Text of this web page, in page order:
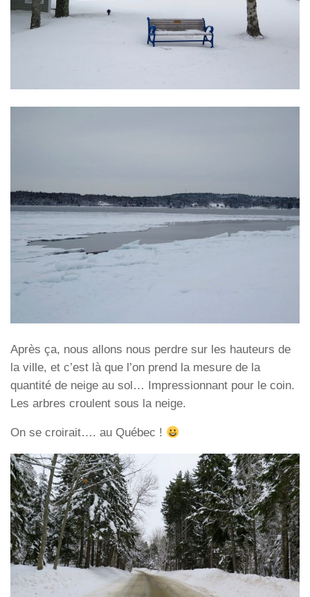
Après ça, nous allons nous perdre sur les hauteurs de
la ville, et c’est là que l’on prend la mesure de la
quantité de neige au sol… Impressionnant pour le coin.
Les arbres croulent sous la neige.
On se croirait…. au Québec !